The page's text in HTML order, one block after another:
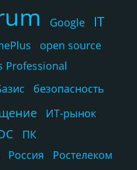
Google IT
open source
Professional
безопасность
ИТ-рынок
ПК
Россия Ростелеком